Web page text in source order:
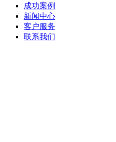
成功案例
新闻中心
客户服务
联系我们